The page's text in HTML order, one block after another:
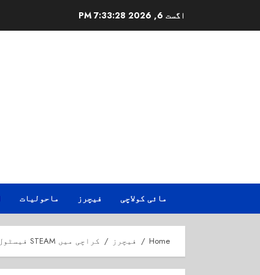
اگست 6, 2026 7:33:29 PM
مائی کولاچی فیچرز ماحولیات
Home فیچرز کراچی میں STEAM فیسٹول “سائنس ان سندھ” کا انعقاد، صوبائی وزیر سید سردار علی شاہ کی شرکت